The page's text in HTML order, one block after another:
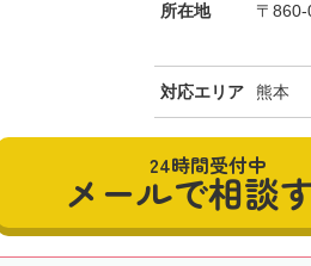
所在地 〒
対応エリア 熊本
24時間受付中
メールで相談